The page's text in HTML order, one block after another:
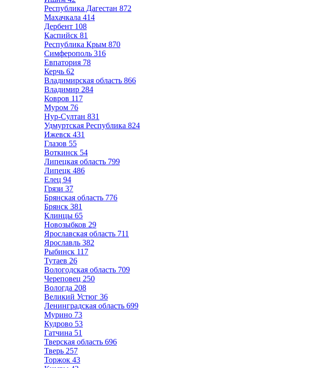
Республика Дагестан 872
Махачкала 414
Дербент 108
Каспийск 81
Республика Крым 870
Симферополь 316
Евпатория 78
Керчь 62
Владимирская область 866
Владимир 284
Ковров 117
Муром 76
Нур-Султан 831
Удмуртская Республика 824
Ижевск 431
Глазов 55
Воткинск 54
Липецкая область 799
Липецк 486
Елец 94
Грязи 37
Брянская область 776
Брянск 381
Клинцы 65
Новозыбков 29
Ярославская область 711
Ярославль 382
Рыбинск 117
Тутаев 26
Вологодская область 709
Череповец 250
Вологда 208
Великий Устюг 36
Ленинградская область 699
Мурино 73
Кудрово 53
Гатчина 51
Тверская область 696
Тверь 257
Торжок 43